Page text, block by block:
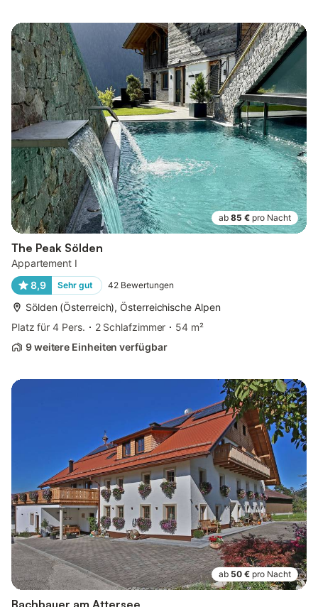
ab 85 € pro Nacht
The Peak Sölden
Appartement I
8,9
Sehr gut 42 Bewertungen
Sölden (Österreich), Österreichische Alpen
Platz für 4 Pers.
2 Schlafzimmer
54 m²
9 weitere Einheiten verfügbar
ab 50 € pro Nacht